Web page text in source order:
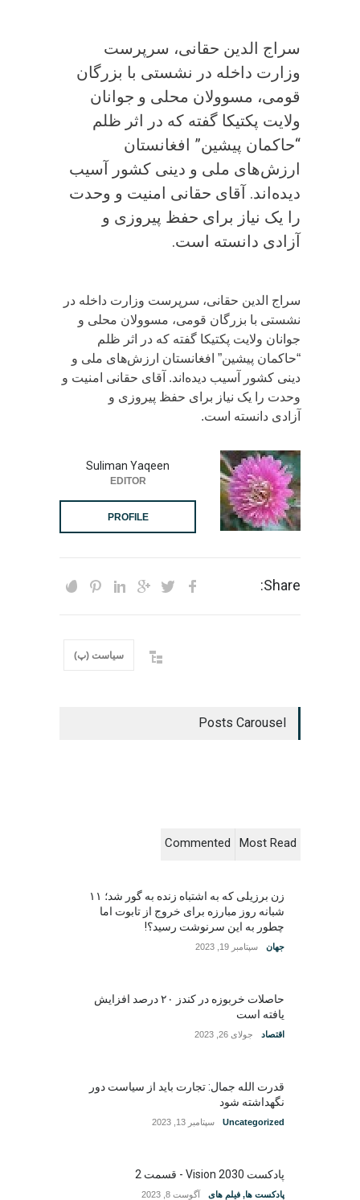
سراج الدين حقانی، سرپرست
وزارت داخله در نشستی با بزرگان
قومی، مسوولان محلی و جوانان
ولایت پکتیکا گفته که در اثر ظلم
“حاکمان پیشین” افغانستان
ارزش‌های ملی و دینی کشور آسیب‌
دیده‌اند. آقای حقانی امنیت و وحدت
را یک نیاز برای حفظ پیروزی و
آزادی دانسته است.
سراج الدين حقانی، سرپرست وزارت داخله در
نشستی با بزرگان قومی، مسوولان محلی و
جوانان ولایت پکتیکا گفته که در اثر ظلم
“حاکمان پیشین” افغانستان ارزش‌های ملی و
دینی کشور آسیب‌ دیده‌اند. آقای حقانی امنیت و
وحدت را یک نیاز برای حفظ پیروزی و
آزادی دانسته است.
Suliman Yaqeen
EDITOR
PROFILE
Share:
سیاست (پ)
Posts Carousel
Most Read
Commented
زن برزیلی که به اشتباه زنده به گور شد؛ ۱۱
شبانه روز مبارزه برای خروج از تابوت اما
چطور به این سرنوشت رسید؟!
جهان سپتامبر 19, 2023
حاصلات خربوزه در کندز ۲۰ درصد افزایش
یافته است
اقتصاد جولای 26, 2023
قدرت الله جمال: تجارت باید از سیاست دور
نگهداشته شود
Uncategorized سپتامبر 13, 2023
پادکست Vision 2030 - قسمت 2
پادکست ها, فیلم های آگوست 8, 2023